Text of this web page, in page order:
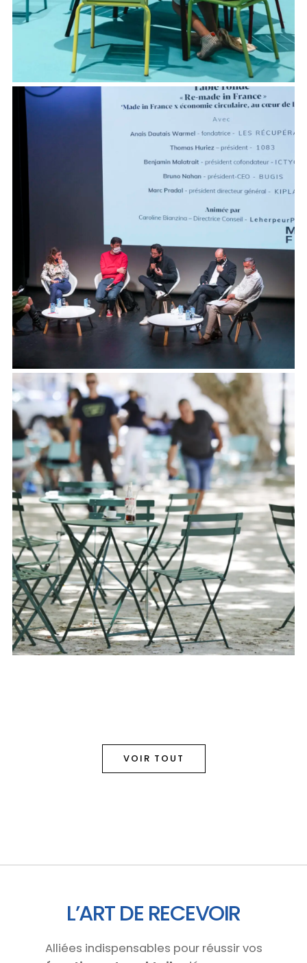
VOIR TOUT
L’ART DE RECEVOIR
Alliées indispensables pour réussir vos